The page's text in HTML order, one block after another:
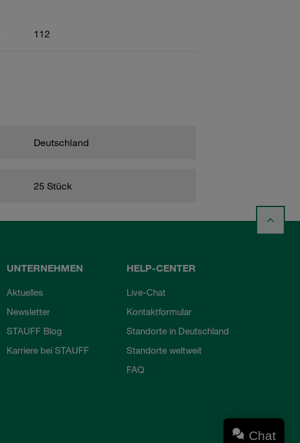
112
Deutschland
25 Stück
UNTERNEHMEN
Aktuelles
Newsletter
STAUFF Blog
Karriere bei STAUFF
HELP-CENTER
Live-Chat
Kontaktformular
Standorte in Deutschland
Standorte weltweit
FAQ
Chat